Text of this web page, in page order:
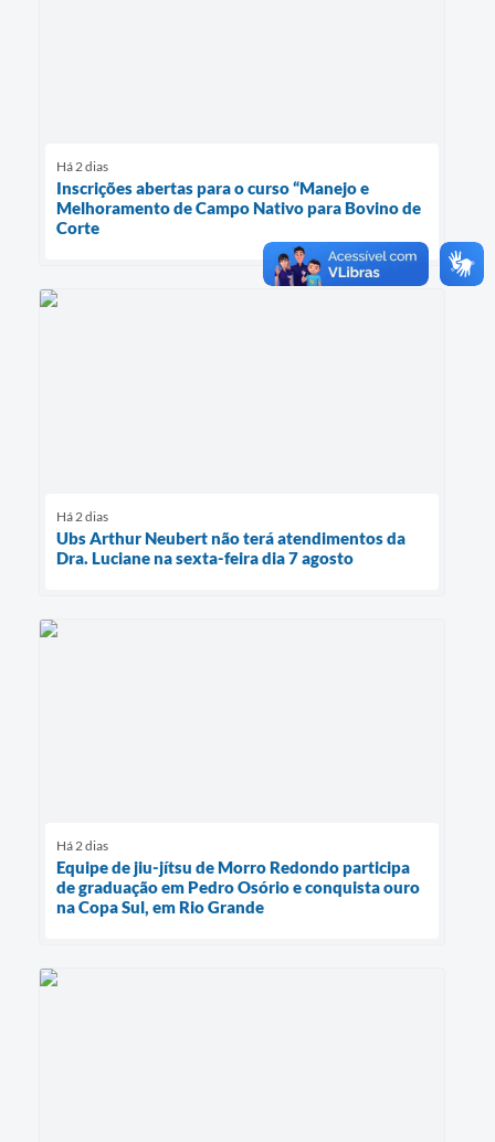
Há 2 dias
Inscrições abertas para o curso “Manejo e
Melhoramento de Campo Nativo para Bovino de
Corte
Há 2 dias
Ubs Arthur Neubert não terá atendimentos da
Dra. Luciane na sexta-feira dia 7 agosto
Há 2 dias
Equipe de jiu-jítsu de Morro Redondo participa
de graduação em Pedro Osório e conquista ouro
na Copa Sul, em Rio Grande